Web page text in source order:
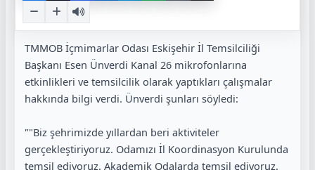
TMMOB İçmimarlar Odası Eskişehir İl Temsilciliği
Başkanı Esen Ünverdi Kanal 26 mikrofonlarına
etkinlikleri ve temsilcilik olarak yaptıkları çalışmalar
hakkında bilgi verdi. Ünverdi şunları söyledi:
""Biz şehrimizde yıllardan beri aktiviteler
gerçekleştiriyoruz. Odamızı İl Koordinasyon Kurulunda
temsil ediyoruz. Akademik Odalarda temsil ediyoruz.